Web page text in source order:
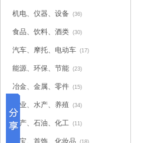
机电、仪器、设备 (36)
食品、饮料、酒类 (30)
汽车、摩托、电动车 (17)
能源、环保、节能 (23)
冶金、金属、零件 (15)
农业、水产、养殖 (34)
矿产、石油、化工 (11)
珠宝、首饰、化妆品 (18)